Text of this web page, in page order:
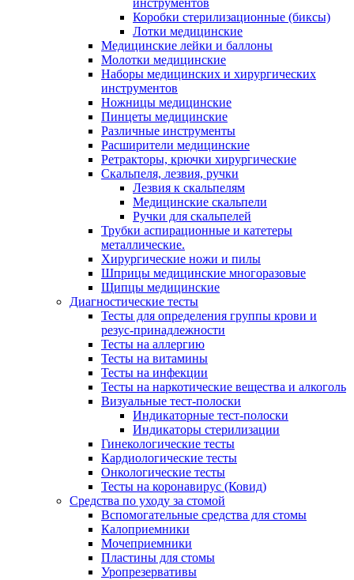
инструментов
Коробки стерилизационные (биксы)
Лотки медицинские
Медицинские лейки и баллоны
Молотки медицинские
Наборы медицинских и хирургических
инструментов
Ножницы медицинские
Пинцеты медицинские
Различные инструменты
Расширители медицинские
Ретракторы, крючки хирургические
Скальпеля, лезвия, ручки
Лезвия к скальпелям
Медицинские скальпели
Ручки для скальпелей
Трубки аспирационные и катетеры
металлические.
Хирургические ножи и пилы
Шприцы медицинские многоразовые
Щипцы медицинские
Диагностические тесты
Тесты для определения группы крови и
резус-принадлежности
Тесты на аллергию
Тесты на витамины
Тесты на инфекции
Тесты на наркотические вещества и алкоголь
Визуальные тест-полоски
Индикаторные тест-полоски
Индикаторы стерилизации
Гинекологические тесты
Кардиологические тесты
Онкологические тесты
Тесты на коронавирус (Ковид)
Средства по уходу за стомой
Вспомогательные средства для стомы
Калоприемники
Мочеприемники
Пластины для стомы
Уропрезервативы